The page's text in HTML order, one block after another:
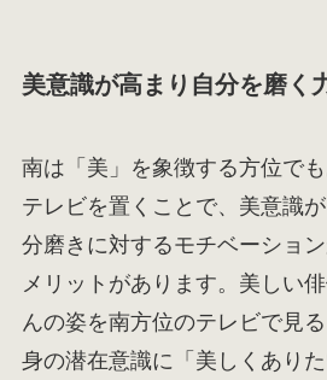
美意識が高まり自分を磨く
南は「美」を象徴する方位で
テレビを置くことで、美意識
分磨きに対するモチベーショ
メリットがあります。美しい
んの姿を南方位のテレビで見
身の潜在意識に「美しくあり